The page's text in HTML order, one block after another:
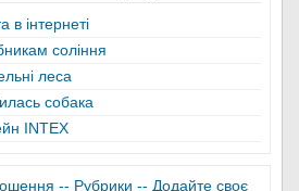
в інтернеті
соління
леса
собака
INTEX
-- Рубрики -- Додайте своє